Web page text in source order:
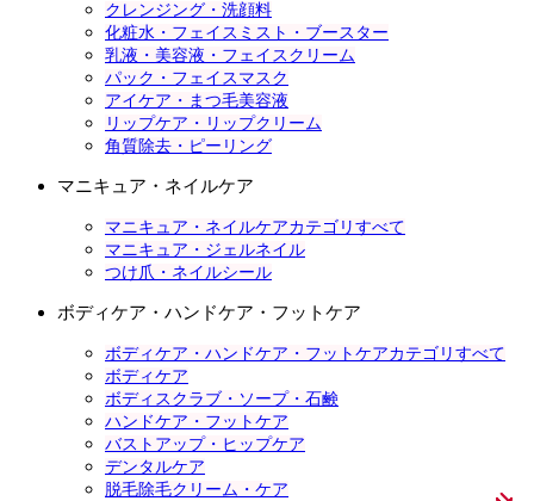
クレンジング・洗顔料
化粧水・フェイスミスト・ブースター
乳液・美容液・フェイスクリーム
パック・フェイスマスク
アイケア・まつ毛美容液
リップケア・リップクリーム
角質除去・ピーリング
マニキュア・ネイルケア
マニキュア・ネイルケアカテゴリすべて
マニキュア・ジェルネイル
つけ爪・ネイルシール
ボディケア・ハンドケア・フットケア
ボディケア・ハンドケア・フットケアカテゴリすべて
ボディケア
ボディスクラブ・ソープ・石鹸
ハンドケア・フットケア
バストアップ・ヒップケア
デンタルケア
脱毛除毛クリーム・ケア